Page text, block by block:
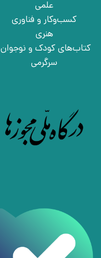
علمی
کسب‌وکار و فناوری
هنری
کتاب‌های کودک و نوجوان
سرگرمی